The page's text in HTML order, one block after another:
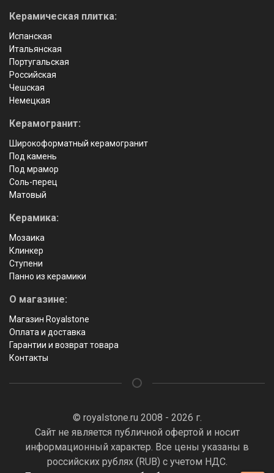
Керамическая плитка:
Испанская
Итальянская
Португальская
Российская
Чешская
Немецкая
Керамогранит:
Широкоформатный керамогранит
Под камень
Под мрамор
Соль-перец
Матовый
Керамика:
Мозаика
Клинкер
Ступени
Панно из керамики
О магазине:
Магазин Royalstone
Оплата и доставка
Гарантии и возврат товара
Контакты
© royalstone.ru 2008 - 2026 г.
Сайт не является публичной офертой и носит
информационный характер. Все цены указаны в
российских рублях (RUB) с учетом НДС.